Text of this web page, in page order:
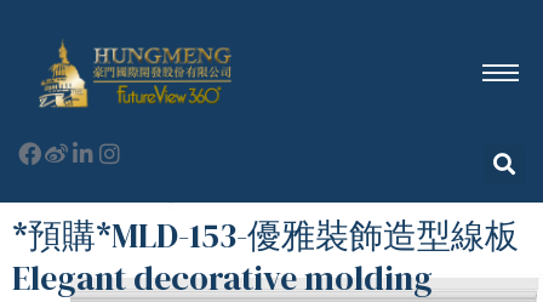
*預購*MLD-153-優雅裝飾造型線板
Elegant decorative molding